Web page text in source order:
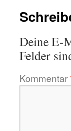
Deine E-
Felder
Kommentar